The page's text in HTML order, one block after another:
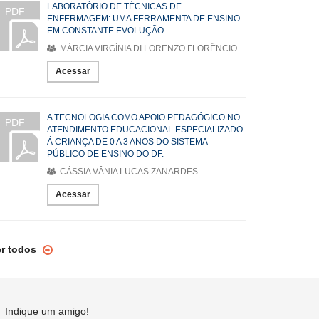
PDF
LABORATÓRIO DE TÉCNICAS DE
ENFERMAGEM: UMA FERRAMENTA DE ENSINO
EM CONSTANTE EVOLUÇÃO
MÁRCIA VIRGÍNIA DI LORENZO FLORÊNCIO
Acessar
PDF
A TECNOLOGIA COMO APOIO PEDAGÓGICO NO
ATENDIMENTO EDUCACIONAL ESPECIALIZADO
Á CRIANÇA DE 0 A 3 ANOS DO SISTEMA
PÚBLICO DE ENSINO DO DF.
CÁSSIA VÂNIA LUCAS ZANARDES
Acessar
todos
Indique um amigo!